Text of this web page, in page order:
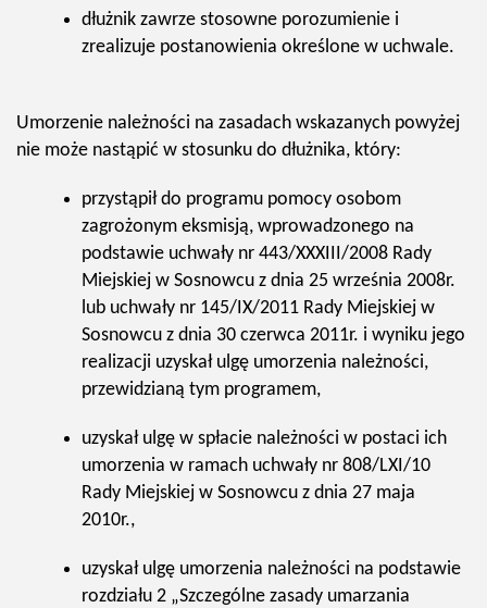
dłużnik zawrze stosowne porozumienie i
zrealizuje postanowienia określone w uchwale.
Umorzenie należności na zasadach wskazanych powyżej
nie może nastąpić w stosunku do dłużnika, który:
przystąpił do programu pomocy osobom
zagrożonym eksmisją, wprowadzonego na
podstawie uchwały nr 443/XXXIII/2008 Rady
Miejskiej w Sosnowcu z dnia 25 września 2008r.
lub uchwały nr 145/IX/2011 Rady Miejskiej w
Sosnowcu z dnia 30 czerwca 2011r. i wyniku jego
realizacji uzyskał ulgę umorzenia należności,
przewidzianą tym programem,
uzyskał ulgę w spłacie należności w postaci ich
umorzenia w ramach uchwały nr 808/LXI/10
Rady Miejskiej w Sosnowcu z dnia 27 maja
2010r.,
uzyskał ulgę umorzenia należności na podstawie
rozdziału 2 „Szczególne zasady umarzania